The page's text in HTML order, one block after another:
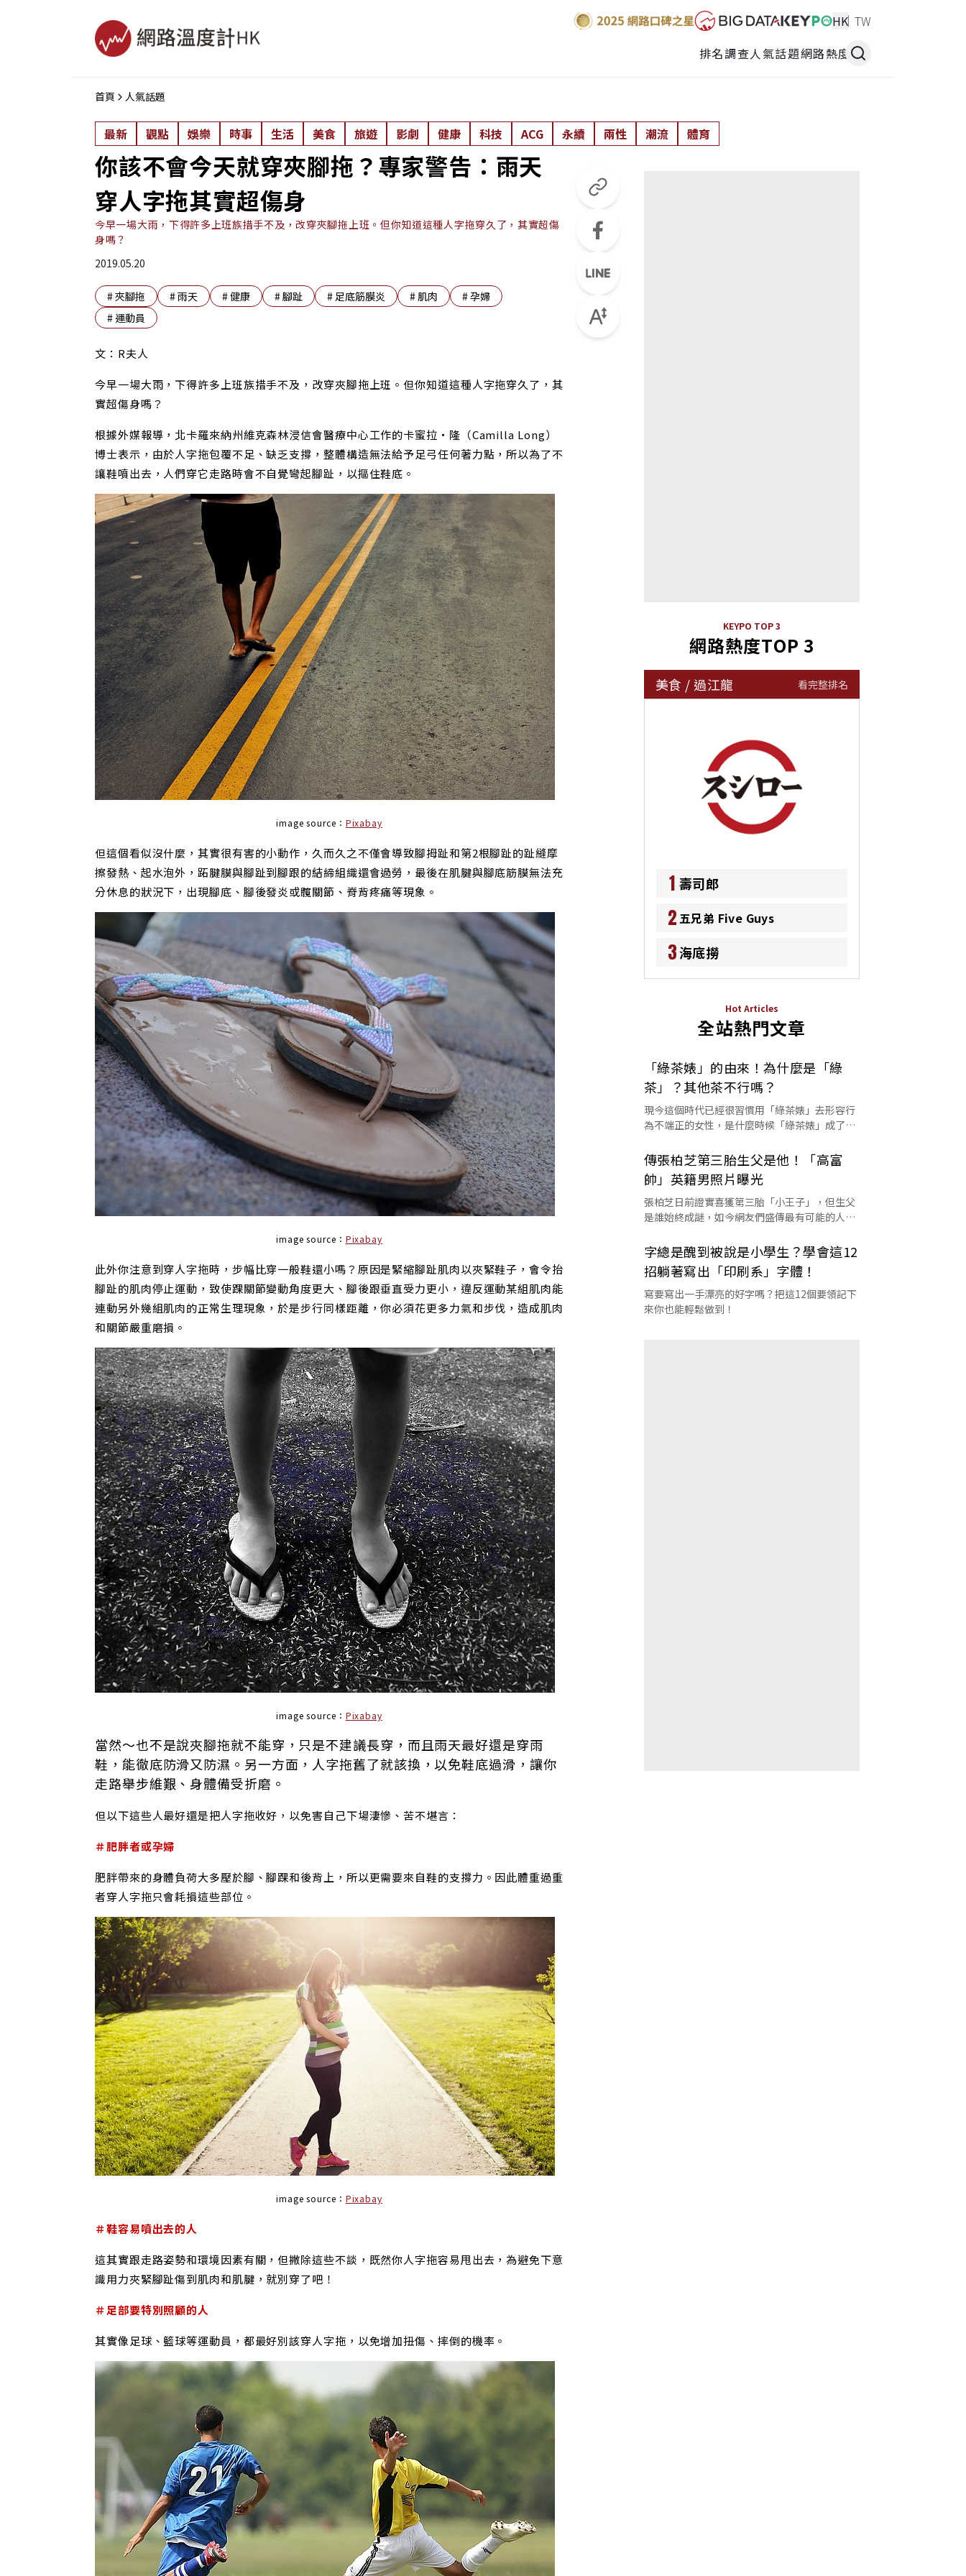
HK TW
排名調查人氣話題網路熱度
首頁 人氣話題
最新 觀點 娛樂 時事 生活 美食 旅遊 影劇 健康 科技 ACG 永續 兩性 潮流 體育
你該不會今天就穿夾腳拖？專家警告：雨天
穿人字拖其實超傷身
今早一場大雨，下得許多上班族措手不及，改穿夾腳拖上班。但你知道這種人字拖穿久了，其實超傷
身嗎？
2019.05.20
#夾腳拖 #雨天 #健康 #腳趾 # 足底筋膜炎 # 肌肉 #孕婦
#運動員
文：R夫人
今早一場大雨，下得許多上班族措手不及，改穿夾腳拖上班。但你知道這種人字拖穿久了，其
實超傷身嗎？
根據外媒報導，北卡羅來納州維克森林浸信會醫療中心工作的卡蜜拉‧隆（Camilla Long）
博士表示，由於人字拖包覆不足、缺乏支撐，整體構造無法給予足弓任何著力點，所以為了不
讓鞋噴出去，人們穿它走路時會不自覺彎起腳趾，以摳住鞋底。
image source： Pixabay
但這個看似沒什麼，其實很有害的小動作，久而久之不僅會導致腳拇趾和第2根腳趾的趾縫摩
擦發熱、起水泡外，跖腱膜與腳趾到腳跟的結締組織還會過勞，最後在肌腱與腳底筋膜無法充
分休息的狀況下，出現腳底、腳後發炎或髖關節、脊背疼痛等現象。
image source： Pixabay
此外你注意到穿人字拖時，步幅比穿一般鞋還小嗎？原因是緊縮腳趾肌肉以夾緊鞋子，會令抬
腳趾的肌肉停止運動，致使踝關節變動角度更大、腳後跟垂直受力更小，違反運動某組肌肉能
連動另外幾組肌肉的正常生理現象，於是步行同樣距離，你必須花更多力氣和步伐，造成肌肉
和關節嚴重磨損。
image source： Pixabay
當然～也不是說夾腳拖就不能穿，只是不建議長穿，而且雨天最好還是穿雨
鞋，能徹底防滑又防濕。另一方面，人字拖舊了就該換，以免鞋底過滑，讓你
走路舉步維艱、身體備受折磨。
但以下這些人最好還是把人字拖收好，以免害自己下場淒慘、苦不堪言：
＃肥胖者或孕婦
肥胖帶來的身體負荷大多壓於腳、腳踝和後背上，所以更需要來自鞋的支撐力。因此體重過重
者穿人字拖只會耗損這些部位。
image source： Pixabay
＃鞋容易噴出去的人
這其實跟走路姿勢和環境因素有關，但撇除這些不談，既然你人字拖容易甩出去，為避免下意
識用力夾緊腳趾傷到肌肉和肌腱，就別穿了吧！
＃足部要特別照顧的人
其實像足球、籃球等運動員，都最好別該穿人字拖，以免增加扭傷、摔倒的機率。
KEYPO TOP 3
網路熱度TOP 3
美食 / 過江龍 看完整排名
1 壽司郎
2五兄弟 Five Guys
3海底撈
Hot Articles
全站熱門文章
「綠茶婊」的由來！為什麼是「綠
茶」？其他茶不行嗎？
現今這個時代已經很習慣用「綠茶婊」去形容行
為不端正的女性，是什麼時候「綠茶婊」成了罵
傳張柏芝第三胎生父是他！「高富
帥」英籍男照片曝光
張柏芝日前證實喜獲第三胎「小王子」，但生父
是誰始終成謎，如今網友們盛傳最有可能的人選
字總是醜到被說是小學生？學會這12
招躺著寫出「印刷系」字體！
寫要寫出一手漂亮的好字嗎？把這12個要領記下
來你也能輕鬆做到！